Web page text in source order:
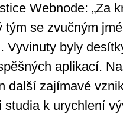
Webnode: „Za
tým se zvučným
Vyvinuty byly
aplikací.
další zajímavé
k urychlení